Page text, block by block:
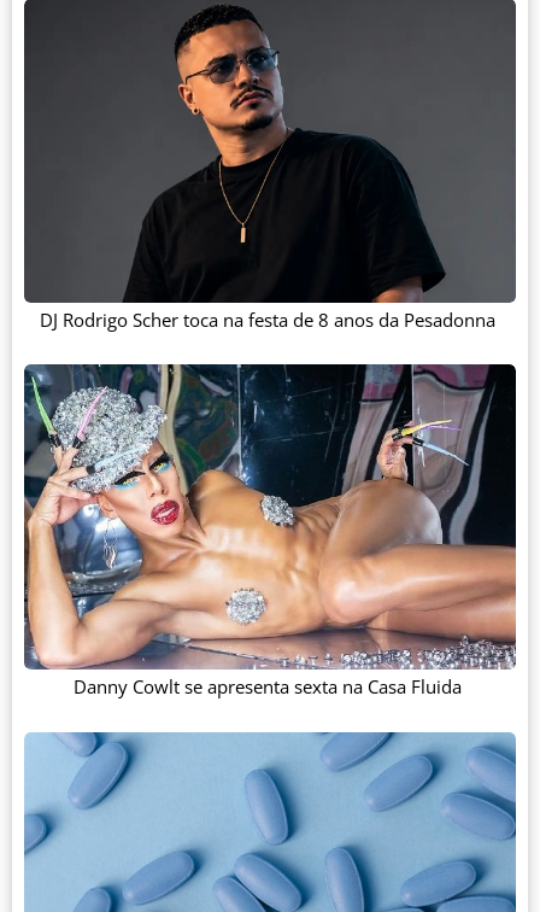
DJ Rodrigo Scher toca na festa de 8 anos da Pesadonna
Danny Cowlt se apresenta sexta na Casa Fluida